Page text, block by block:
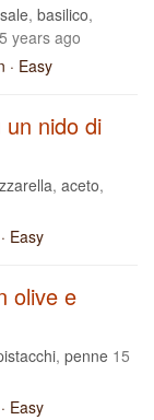
sale, basilico,
years ago
· Easy
un nido di
, aceto,
· Easy
olive e
, penne 15
· Easy